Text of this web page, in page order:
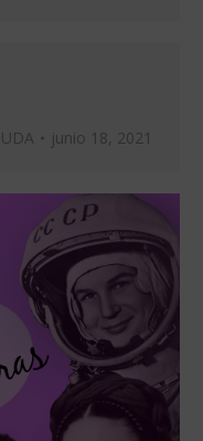
junio 18, 2021